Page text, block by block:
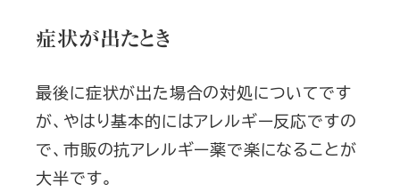
症状が出たとき
最後に症状が出た場合の対処についてです
が、やはり基本的にはアレルギー反応ですの
で、市販の抗アレルギー薬で楽になることが
大半です。